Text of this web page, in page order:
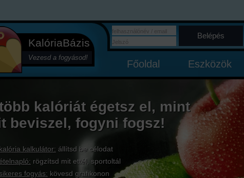
KalóriaBázis
Vezesd a fogyásod!
Belépés
Főoldal Eszközök
kalóriát égetsz el, mint
beviszel, fogyni fogsz!
kalória kalkulátor: állítsd be célodat
rögzítsd mit ettél, sportoltál
fogyás: kövesd grafikonon